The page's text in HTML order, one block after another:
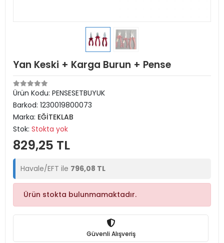
Yan Keski + Karga Burun + Pense
Ürün Kodu: PENSESETBUYUK
Barkod: 1230019800073
Marka: EĞİTEKLAB
Stok: Stokta yok
829,25 TL
Havale/EFT ile 796,08 TL
Ürün stokta bulunmamaktadır.
Güvenli Alışveriş